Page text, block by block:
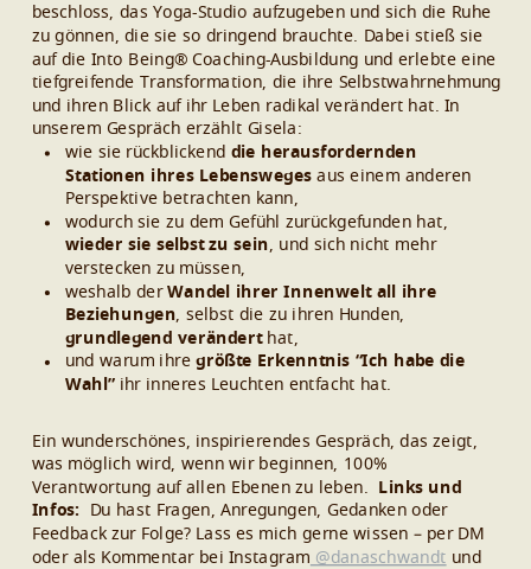
beschloss, das Yoga-Studio aufzugeben und sich die Ruhe
zu gönnen, die sie so dringend brauchte.
Dabei stieß sie
auf die Into Being® Coaching-Ausbildung und erlebte eine
tiefgreifende Transformation, die ihre Selbstwahrnehmung
und ihren Blick auf ihr Leben radikal verändert hat.
In
unserem Gespräch erzählt Gisela:
wie sie rückblickend die herausfordernden
Stationen ihres Lebenswegesaus einem anderen
Perspektive betrachten kann,
wodurch sie zu dem Gefühl zurückgefunden hat,
wieder sie selbst zu sein, und sich nicht mehr
verstecken zu müssen,
weshalb derWandel ihrer Innenwelt all ihre
Beziehungen , selbst die zu ihren Hunden,
grundlegend veränderthat,
und warum ihregrößte Erkenntnis “Ich habe die
Wahl”ihr inneres Leuchten entfacht hat.
Ein wunderschönes, inspirierendes Gespräch, das zeigt,
was möglich wird, wenn wir beginnen, 100%
Verantwortung auf allen Ebenen zu leben.
Links und
Infos:
Du hast Fragen, Anregungen, Gedanken oder
Feedback zur Folge? Lass es mich gerne wissen – per DM
oder als Kommentar bei Instagram @danaschwandt und